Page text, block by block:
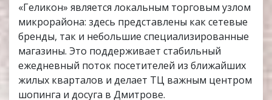
«Геликон» является локальным торговым узлом
микрорайона: здесь представлены как сетевые
бренды, так и небольшие специализированные
магазины. Это поддерживает стабильный
ежедневный поток посетителей из ближайших
жилых кварталов и делает ТЦ важным центром
шопинга и досуга в Дмитрове.